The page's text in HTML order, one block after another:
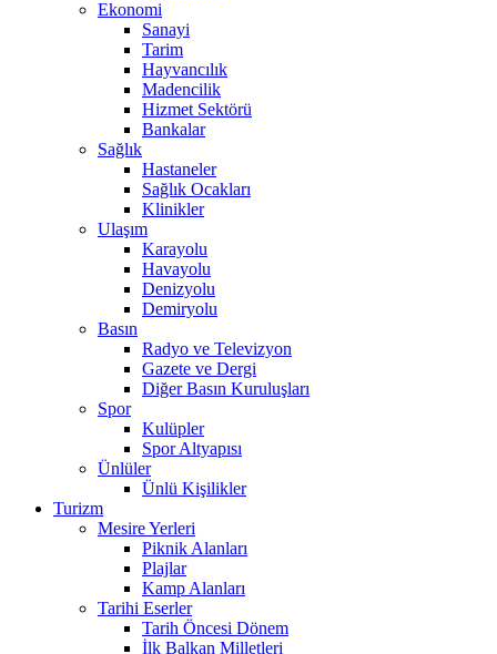
Ekonomi
Sanayi
Tarim
Hayvancılık
Madencilik
Hizmet Sektörü
Bankalar
Sağlık
Hastaneler
Sağlık Ocakları
Klinikler
Ulaşım
Karayolu
Havayolu
Denizyolu
Demiryolu
Basın
Radyo ve Televizyon
Gazete ve Dergi
Diğer Basın Kuruluşları
Spor
Kulüpler
Spor Altyapısı
Ünlüler
Ünlü Kişilikler
Turizm
Mesire Yerleri
Piknik Alanları
Plajlar
Kamp Alanları
Tarihi Eserler
Tarih Öncesi Dönem
İlk Balkan Milletleri